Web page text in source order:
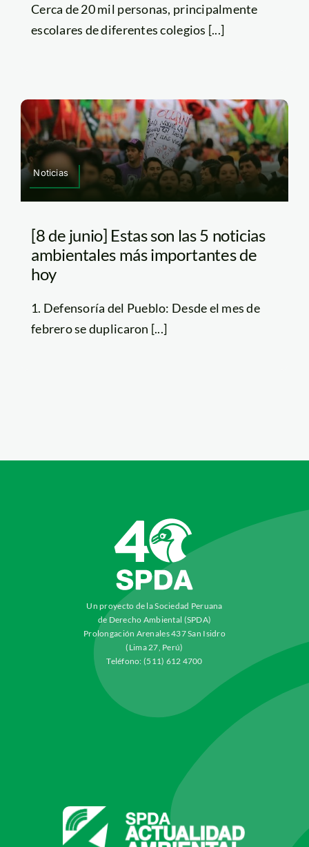
Cerca de 20 mil personas, principalmente
escolares de diferentes colegios [...]
Noticias
[8 de junio] Estas son las 5 noticias
ambientales más importantes de
hoy
1. Defensoría del Pueblo: Desde el mes de
febrero se duplicaron [...]
Un proyecto de la Sociedad Peruana
de Derecho Ambiental (SPDA)
Prolongación Arenales 437 San Isidro
(Lima 27, Perú)
Teléfono: (511) 612 4700